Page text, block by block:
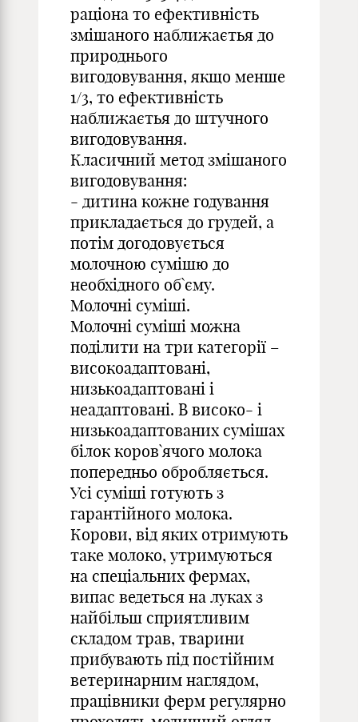
раціона то ефективність
змішаного наближаєтья до
природнього
вигодовування, якщо менше
1/3, то ефективність
наближаєтья до штучного
вигодовування.
Класичний метод змішаного
вигодовування:
- дитина кожне годування
прикладається до грудей, а
потім догодовується
молочною сумішю до
необхідного об`єму.
Молочні суміші.
Молочні суміші можна
поділити на три категорії –
високоадаптовані,
низькоадаптовані і
неадаптовані. В високо- і
низькоадаптованих сумішах
білок коров`ячого молока
попередньо обробляється.
Усі суміші готують з
гарантійного молока.
Корови, від яких отримують
таке молоко, утримуються
на спеціальних фермах,
випас ведеться на луках з
найбільш сприятливим
складом трав, тварини
прибувають під постійним
ветеринарним наглядом,
працівники ферм регулярно